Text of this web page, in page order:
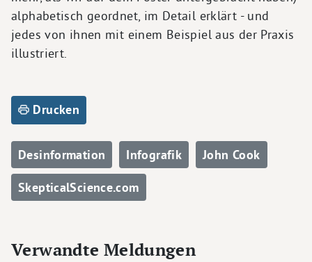
alphabetisch geordnet, im Detail erklärt - und
jedes von ihnen mit einem Beispiel aus der Praxis
illustriert.
Drucken
Desinformation Infografik John Cook
SkepticalScience.com
Verwandte Meldungen